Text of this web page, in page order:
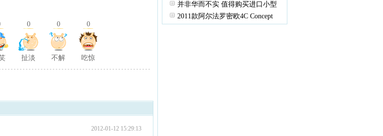
0 0 0
扯淡 不解 吃惊
2012-01-12 15:29:13
并非华而不实 值得购买进口小型
2011款阿尔法罗密欧4C Concept